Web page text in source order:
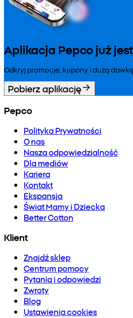
Aplikacja Pepco już
Odkryj promocje, kupony i dużą
Pobierz aplikację
Pepco
Polityka Prywatności
O nas
Nasza odpowiedzialność
Dla mediów
Kariera
Kontakt
Ekspansja
Świat Mamy i Dziecka
Better Cotton
Klient
Znajdź sklep
Centrum pomocy
Pytania i odpowiedzi
Zwroty
Blog
Ustawienia cookies